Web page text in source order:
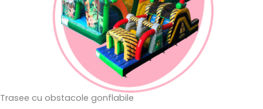
Trasee cu obstacole gonflabile